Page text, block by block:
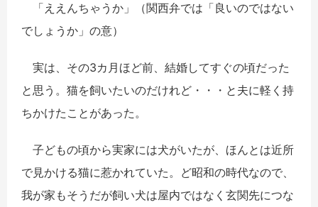
「ええんちゃうか」（関西弁では「良いのではない
でしょうか」の意）
実は、その3カ月ほど前、結婚してすぐの頃だった
と思う。猫を飼いたいのだけれど・・・と夫に軽く持
ちかけたことがあった。
子どもの頃から実家には犬がいたが、ほんとは近所
で見かける猫に惹かれていた。ど昭和の時代なので、
我が家もそうだが飼い犬は屋内ではなく玄関先につな